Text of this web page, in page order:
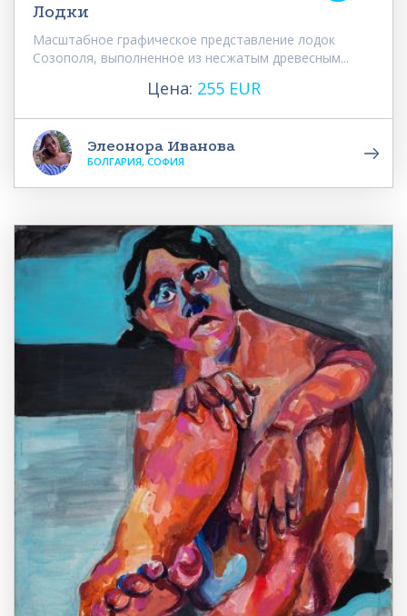
Лодки
Масштабное графическое представление лодок
Созополя, выполненное из несжатым древесным...
Цена: 255 EUR
Элеонора Иванова
БОЛГАРИЯ, СОФИЯ